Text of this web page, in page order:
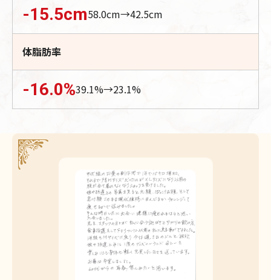
-15.5cm58.0cm→42.5cm
体脂肪率
-16.0%39.1%→23.1%